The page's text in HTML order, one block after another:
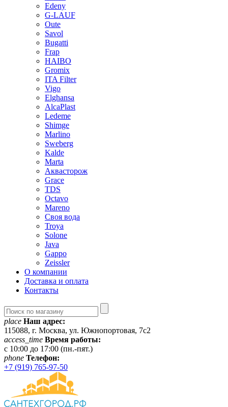
Edeny
G-LAUF
Oute
Savol
Bugatti
Frap
HAIBO
Gromix
ITA Filter
Vigo
Elghansa
AlcaPlast
Ledeme
Shimge
Marlino
Sweberg
Kalde
Marta
Аквасторож
Grace
TDS
Octavo
Mareno
Своя вода
Troya
Solone
Java
Gappo
Zeissler
О компании
Доставка и оплата
Контакты
place Наш адрес:
115088, г. Москва, ул. Южнопортовая, 7с2
access_time Время работы:
c 10:00 до 17:00 (пн.-пят.)
phone Телефон:
+7 (919) 765-97-50